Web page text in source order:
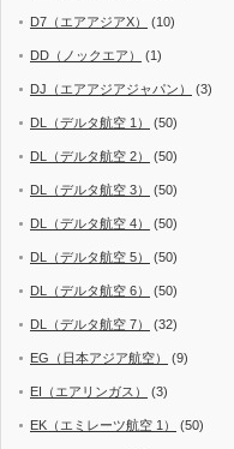
D7（エアアジアX） (10)
DD（ノックエア） (1)
DJ（エアアジアジャパン） (3)
DL（デルタ航空 1） (50)
DL（デルタ航空 2） (50)
DL（デルタ航空 3） (50)
DL（デルタ航空 4） (50)
DL（デルタ航空 5） (50)
DL（デルタ航空 6） (50)
DL（デルタ航空 7） (32)
EG（日本アジア航空） (9)
EI（エアリンガス） (3)
EK（エミレーツ航空 1） (50)